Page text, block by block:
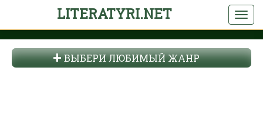
LITERATYRI.NET
ВЫБЕРИ ЛЮБИМЫЙ ЖАНР